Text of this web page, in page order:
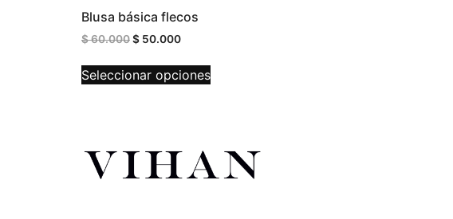
Blusa básica flecos
$60.000$ 50.000
Seleccionar opciones